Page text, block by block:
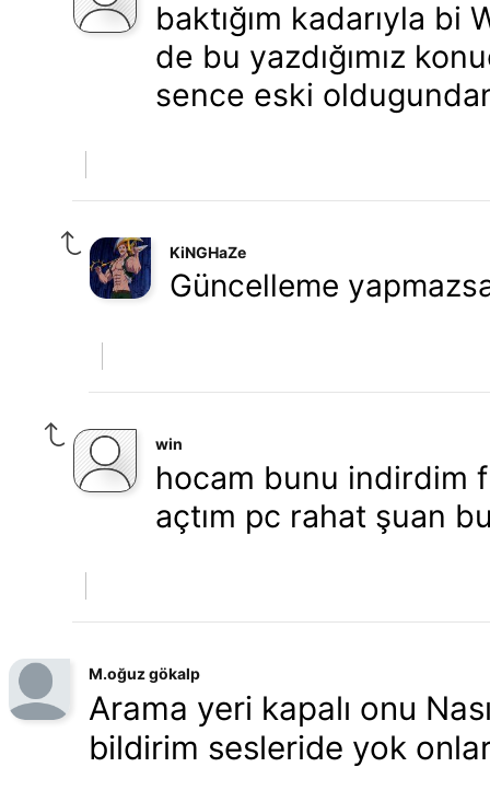
baktığım kadarıyla
de bu yazdığımız
sence eski
KiNGHaZe
Güncelleme
win
hocam bunu indirdim
açtım pc rahat şuan
M.oğuz gökalp
Arama yeri kapalı onu
bildirim sesleride yok